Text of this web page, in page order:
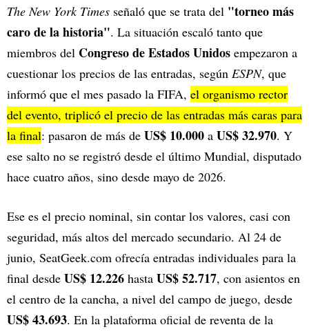
The New York Times señaló que se trata del "torneo más
caro de la historia". La situación escaló tanto que
miembros del Congreso de Estados Unidos empezaron a
cuestionar los precios de las entradas, según ESPN, que
informó que el mes pasado la FIFA, el organismo rector
del evento, triplicó el precio de las entradas más caras para
la final: pasaron de más de US$ 10.000 a US$ 32.970. Y
ese salto no se registró desde el último Mundial, disputado
hace cuatro años, sino desde mayo de 2026.
Ese es el precio nominal, sin contar los valores, casi con
seguridad, más altos del mercado secundario. Al 24 de
junio, SeatGeek.com ofrecía entradas individuales para la
final desde US$ 12.226 hasta US$ 52.717, con asientos en
el centro de la cancha, a nivel del campo de juego, desde
US$ 43.693. En la plataforma oficial de reventa de la